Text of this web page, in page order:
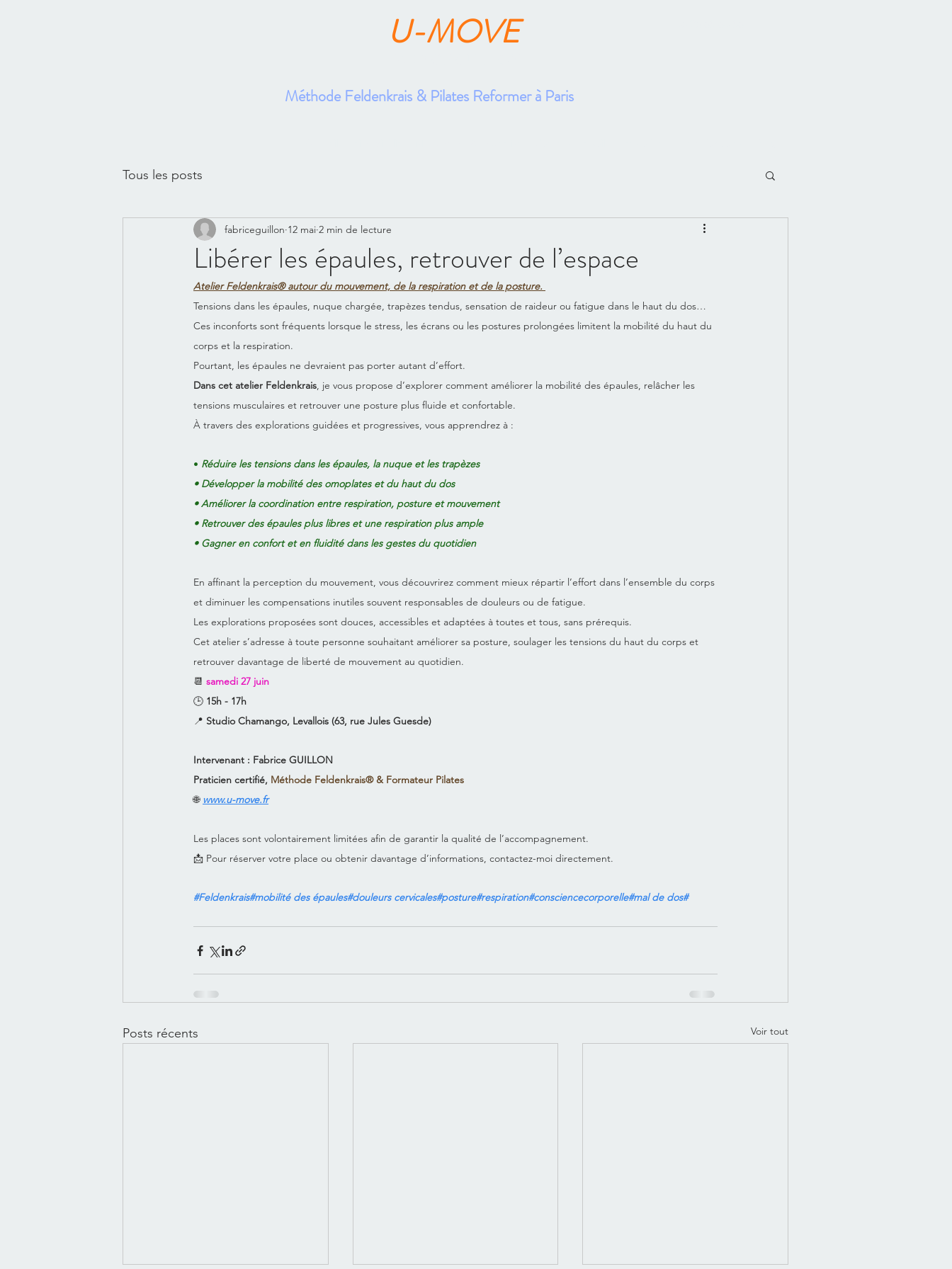
U-MOVE
Méthode Feldenkrais & Pilates Reformer à Paris
Tous les posts
Libérer les épaules, retrouver de l’espace
fabriceguillon 12 mai 2 min de lecture
Atelier Feldenkrais® autour du mouvement, de la respiration et de la posture.
Tensions dans les épaules, nuque chargée, trapèzes tendus, sensation de raideur ou fatigue dans le haut du dos…
Ces inconforts sont fréquents lorsque le stress, les écrans ou les postures prolongées limitent la mobilité du haut du
corps et la respiration.
Pourtant, les épaules ne devraient pas porter autant d’effort.
Dans cet atelier Feldenkrais, je vous propose d’explorer comment améliorer la mobilité des épaules, relâcher les
tensions musculaires et retrouver une posture plus fluide et confortable.
À travers des explorations guidées et progressives, vous apprendrez à :
• Réduire les tensions dans les épaules, la nuque et les trapèzes
• Développer la mobilité des omoplates et du haut du dos
• Améliorer la coordination entre respiration, posture et mouvement
• Retrouver des épaules plus libres et une respiration plus ample
• Gagner en confort et en fluidité dans les gestes du quotidien
En affinant la perception du mouvement, vous découvrirez comment mieux répartir l’effort dans l’ensemble du corps
et diminuer les compensations inutiles souvent responsables de douleurs ou de fatigue.
Les explorations proposées sont douces, accessibles et adaptées à toutes et tous, sans prérequis.
Cet atelier s’adresse à toute personne souhaitant améliorer sa posture, soulager les tensions du haut du corps et
retrouver davantage de liberté de mouvement au quotidien.
📆 samedi 27 juin
🕒 15h - 17h
📍 Studio Chamango, Levallois (63, rue Jules Guesde)
Intervenant : Fabrice GUILLON
Praticien certifié, Méthode Feldenkrais® & Formateur Pilates
🌐 www.u-move.fr
Les places sont volontairement limitées afin de garantir la qualité de l’accompagnement.
📩 Pour réserver votre place ou obtenir davantage d’informations, contactez-moi directement.
#Feldenkrais#mobilité des épaules#douleurs cervicales#posture#respiration#consciencecorporelle#mal de dos#
Posts récents Voir tout